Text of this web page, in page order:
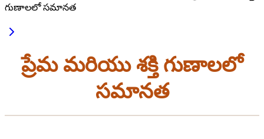
గుణాలలో సమానత
ప్రేమ మరియు శక్తి గుణాలలో
సమానత